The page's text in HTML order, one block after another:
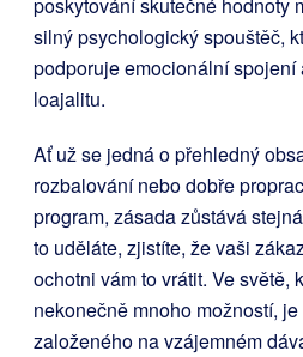
poskytování skutečné hodnoty
silný psychologický spouštěč,
podporuje emocionální spojení
loajalitu.
Ať už se jedná o přehledný
rozbalování nebo dobře
program, zásada zůstává
to uděláte, zjistíte, že vaši
ochotni vám to vrátit. Ve světě,
nekonečně mnoho možností,
založeného na vzájemném